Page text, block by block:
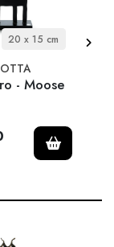
20 x 15 cm
- Moose